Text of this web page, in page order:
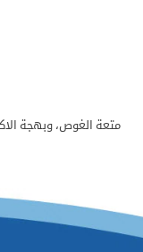
متعة الغوص، وبهجة